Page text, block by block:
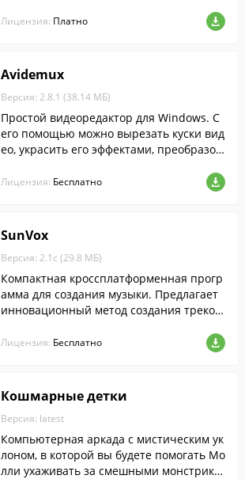
Лицензия: Платно
Avidemux
Версия: 2.8.1 (38.14 МБ)
Простой видеоредактор для Windows. С
его помощью можно вырезать куски вид
ео, украсить его эффектами, преобразов
Лицензия: Бесплатно
SunVox
Версия: 2.1c (29.8 МБ)
Компактная кроссплатформенная прогр
амма для создания музыки. Предлагает
инновационный метод создания треков
ьких модулей.
Лицензия: Бесплатно
Кошмарные детки
Версия: latest
Компьютерная аркада с мистическим ук
лоном, в которой вы будете помогать Мо
лли ухаживать за смешными монстрика